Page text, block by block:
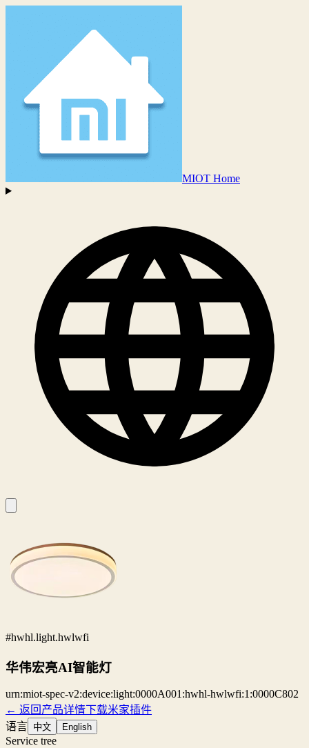
MIOT Home
#hwhl.light.hwlwfi
华伟宏亮AI智能灯
urn:miot-spec-v2:device:light:0000A001:hwhl-hwlwfi:1:0000C802
← 返回产品详情下载米家插件
语言 中文 English
Service tree